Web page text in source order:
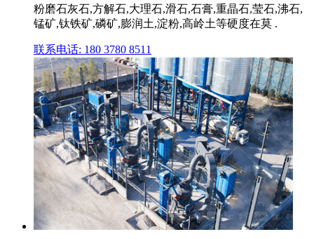
粉磨石灰石,方解石,大理石,滑石,石膏,重晶石,莹石,沸石,
锰矿,钛铁矿,磷矿,膨润土,淀粉,高岭土等硬度在莫 .
联系电话: 180 3780 8511